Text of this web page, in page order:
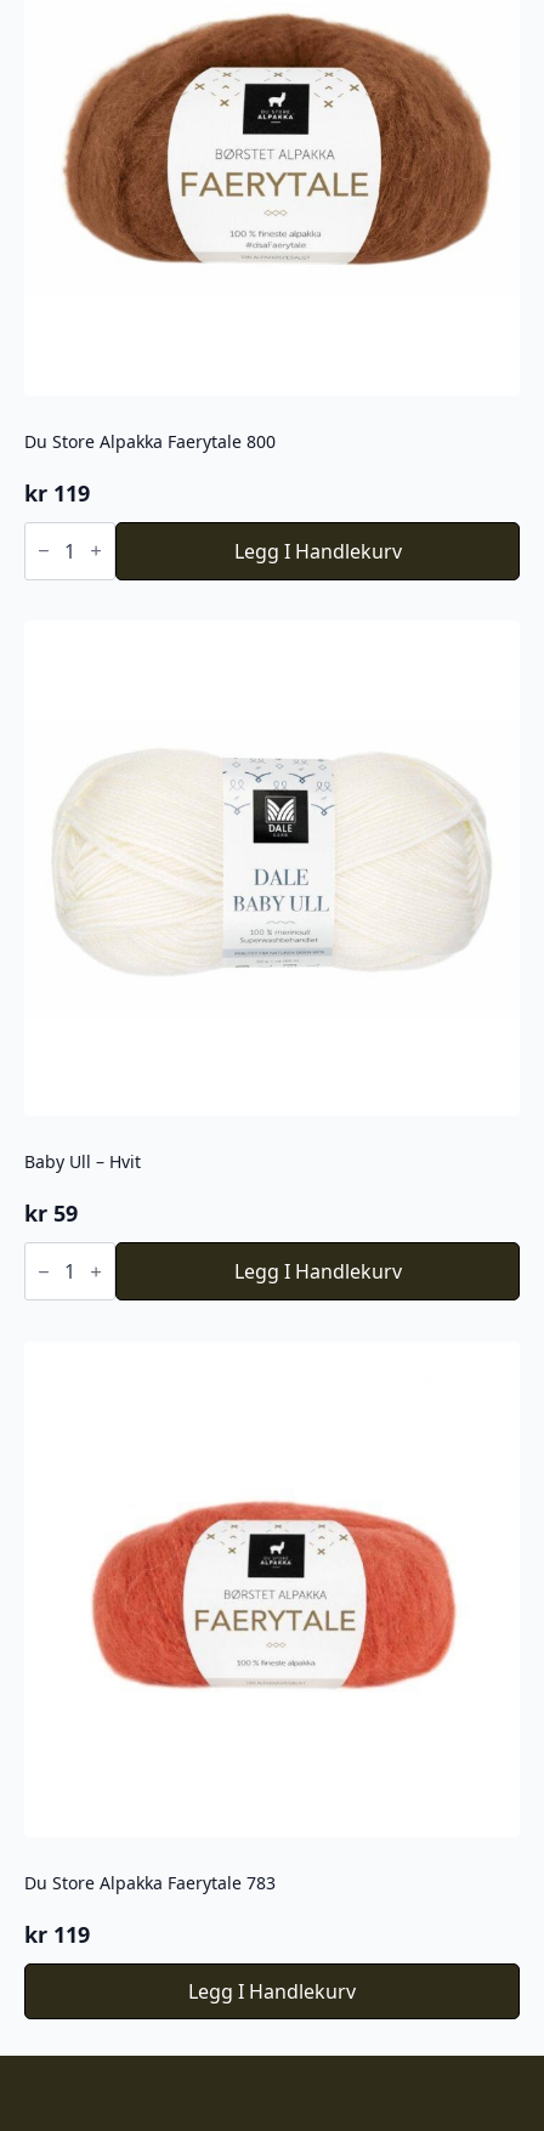
Du Store Alpakka Faerytale 800
kr 119
Du
Store
Faerytale
Legg I Handlekurv
Baby Ull – Hvit
kr 59
Baby
Ull
Hvit
Legg I Handlekurv
Du Store Alpakka Faerytale 783
kr 119
Legg I Handlekurv